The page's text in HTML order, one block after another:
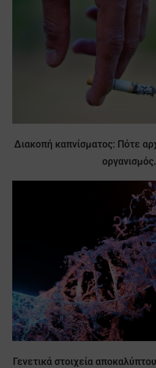
Διακοπή καπνίσματος: Πότε
Γενετικά στοιχεία